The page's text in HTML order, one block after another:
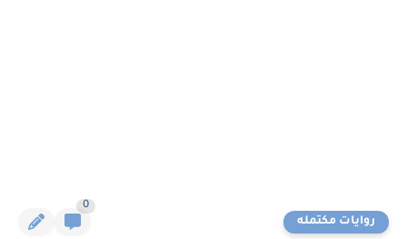
روايات مكتمله
0